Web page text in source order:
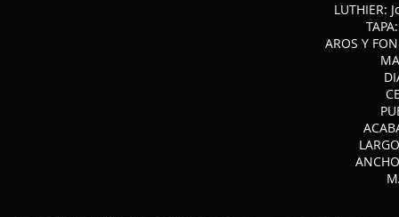
LUTHIER:
AROS Y